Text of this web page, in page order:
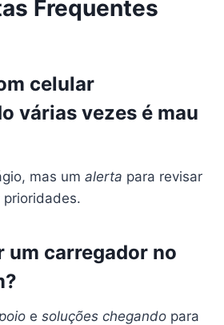
Frequentes
celular
várias vezes é mau
mas um alerta para revisar
prioridades.
um carregador no
e soluções chegando para